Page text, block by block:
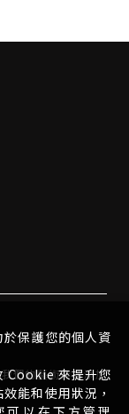
們的藝術作品添加
保護您的個人資
Cookie 來提升您
能和使用狀況，